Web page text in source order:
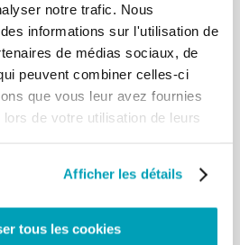
notre trafic. Nous
informations sur l'utilisation de
de médias sociaux, de
peuvent combiner celles-ci
que vous leur avez fournies
de votre utilisation de leurs
Afficher les détails
tous les cookies
Migrants et Réfugiés
du
du Développement
Conférences épiscopales ont
qui se propose
intégral de
à une action coordonnée,